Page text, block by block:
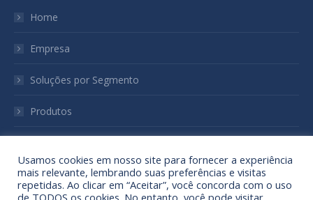
windowwindowwindow
Home
Empresa
Soluções por Segmento
Produtos
Sustentabilidade
Usamos cookies em nosso site para fornecer a experiência
mais relevante, lembrando suas preferências e visitas
repetidas. Ao clicar em “Aceitar”, você concorda com o uso
de TODOS os cookies. No entanto, você pode visitar